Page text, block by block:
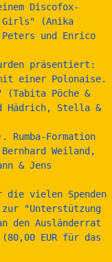
Discofox-
Girls" (Anika
und Enrico
einer Polonaise.
(Tabita Pöche &
Hädrich, Stella &
Weiland,
& Jens
zur "Unterstützung
den Ausländerrat
EUR für das